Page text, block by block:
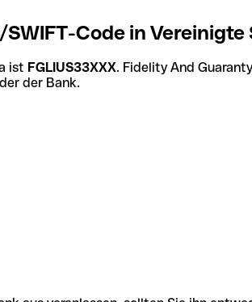
Code in Vereinigte
ist FGLIUS33XXX. Fidelity And
der Bank.